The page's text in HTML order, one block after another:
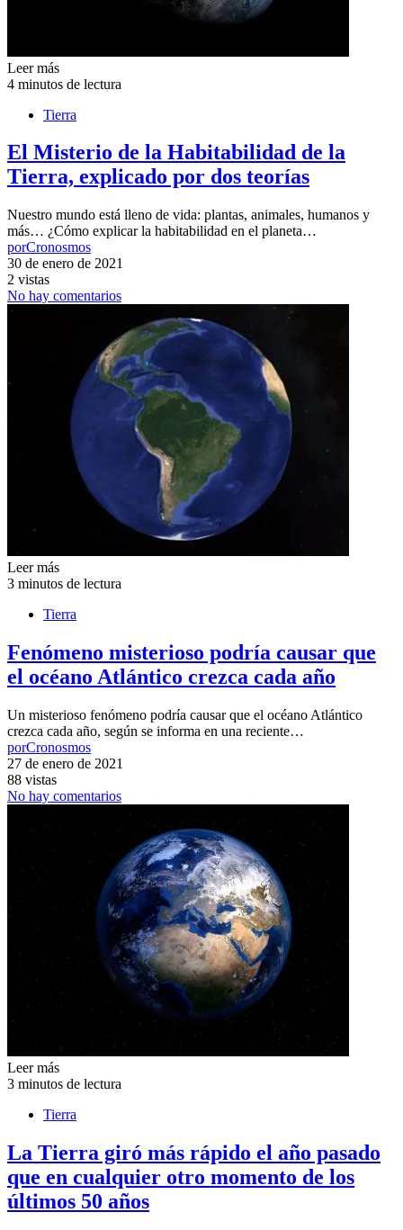
Leer más
4 minutos de lectura
Tierra
El Misterio de la Habitabilidad de la
Tierra, explicado por dos teorías
Nuestro mundo está lleno de vida: plantas, animales, humanos y
más… ¿Cómo explicar la habitabilidad en el planeta…
porCronosmos
30 de enero de 2021
2 vistas
No hay comentarios
Leer más
3 minutos de lectura
Tierra
Fenómeno misterioso podría causar que
el océano Atlántico crezca cada año
Un misterioso fenómeno podría causar que el océano Atlántico
crezca cada año, según se informa en una reciente…
porCronosmos
27 de enero de 2021
88 vistas
No hay comentarios
Leer más
3 minutos de lectura
Tierra
La Tierra giró más rápido el año pasado
que en cualquier otro momento de los
últimos 50 años